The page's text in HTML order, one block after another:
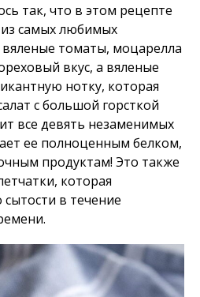
так, что в этом рецепте
самых любимых
томаты, моцарелла
вкус, а вяленые
нотку, которая
с большой горсткой
все девять незаменимых
ее полноценным белком,
продуктам! Это также
которая
сытости в течение